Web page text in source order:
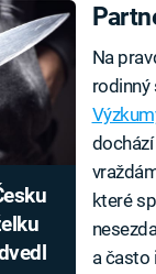
Na
rodinný
které
a často